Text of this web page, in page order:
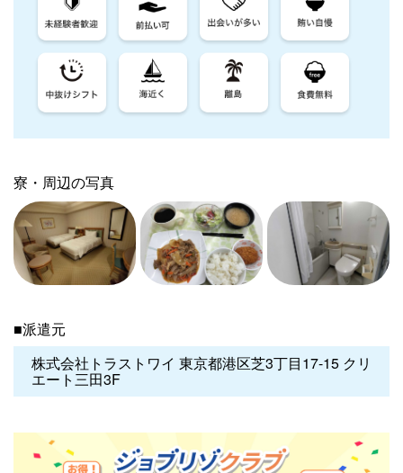
寮・周辺の写真
■派遣元
株式会社トラストワイ 東京都港区芝3丁目17-15 クリ
エート三田3F